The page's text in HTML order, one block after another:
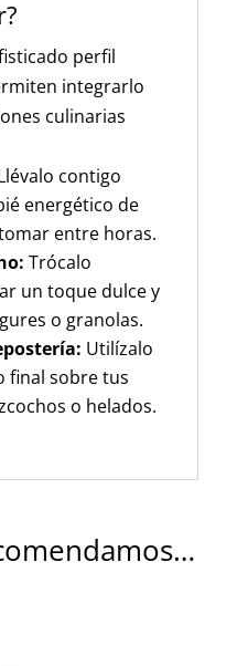
perfil
integrarlo
culinarias
contigo
energético de
entre horas.
Trócalo
un toque dulce y
o granolas.
Utilízalo
final sobre tus
o helados.